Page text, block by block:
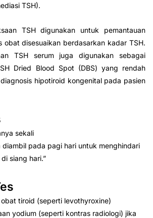
TSH).
TSH digunakan untuk pemantauan
obat disesuaikan berdasarkan kadar TSH.
TSH serum juga digunakan sebagai
Dried Blood Spot (DBS) yang rendah
hipotiroid kongenital pada pasien
sekali
diambil pada pagi hari untuk menghindari
siang hari.”
tiroid (seperti levothyroxine)
yodium (seperti kontras radiologi) jika